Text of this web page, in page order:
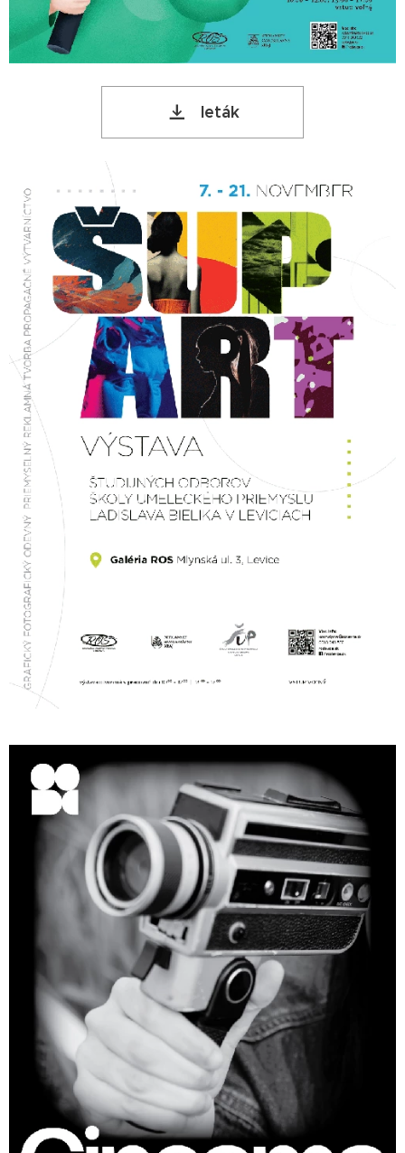
leták